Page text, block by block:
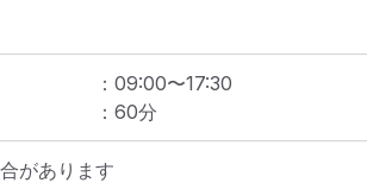
： 09:00〜17:30
： 60分
があります